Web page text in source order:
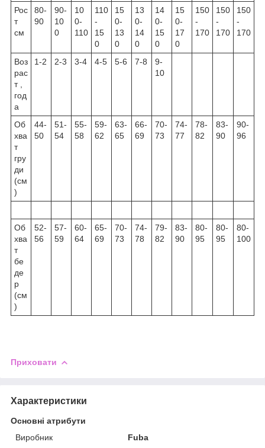
Рос
т
см
80-
90
90-
10
0
10
0-
110
110
-
15
0
15
0-
13
0
13
0-
14
0
14
0-
15
0
15
0-
17
0
150
-
170
150
-
170
150
-
170
Воз
рас
т ,
год
а
1-2 2-3 3-4 4-5 5-6 7-8
9-
10
Об
хва
т
гру
ди
(см
)
44-
50
51-
54
55-
58
59-
62
63-
65
66-
69
70-
73
74-
77
78-
82
83-
90
90-
96
Об
хва
т
бе
де
р
(см
)
52-
56
57-
59
60-
64
65-
69
70-
73
74-
78
79-
82
83-
90
80-
95
80-
95
80-
100
Приховати
Характеристики
Основні атрибути
Виробник
Fuba